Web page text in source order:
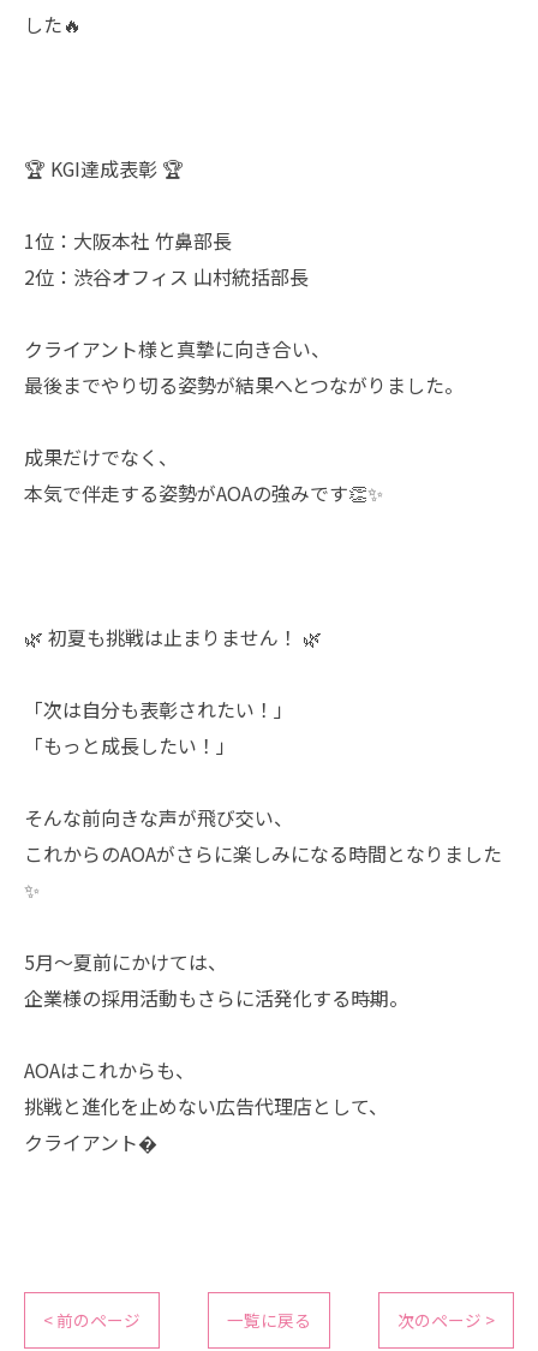
した🔥
🏆 KGI達成表彰 🏆
1位：大阪本社 竹鼻部長
2位：渋谷オフィス 山村統括部長
クライアント様と真摯に向き合い、
最後までやり切る姿勢が結果へとつながりました。
成果だけでなく、
本気で伴走する姿勢がAOAの強みです👏✨
🌿 初夏も挑戦は止まりません！ 🌿
「次は自分も表彰されたい！」
「もっと成長したい！」
そんな前向きな声が飛び交い、
これからのAOAがさらに楽しみになる時間となりました
✨
5月〜夏前にかけては、
企業様の採用活動もさらに活発化する時期。
AOAはこれからも、
挑戦と進化を止めない広告代理店として、
クライアント�
< 前のページ 一覧に戻る 次のページ >